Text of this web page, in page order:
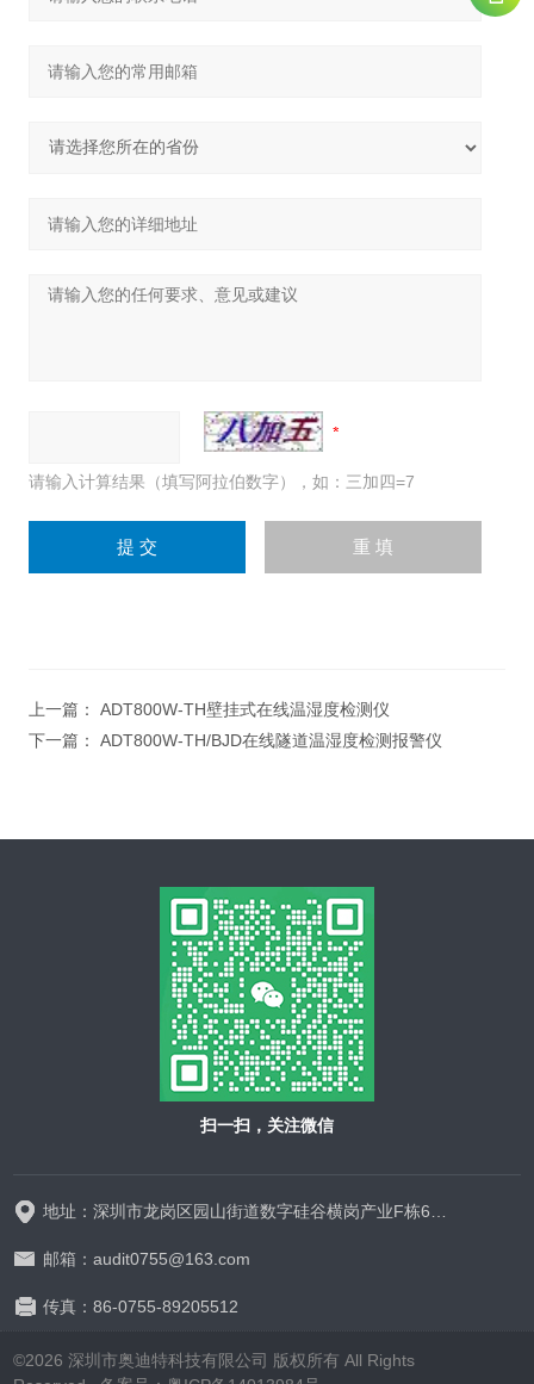
请输入计算结果（填写阿拉伯数字），如：三加四=7
上一篇： ADT800W-TH壁挂式在线温湿度检测仪
下一篇： ADT800W-TH/BJD在线隧道温湿度检测报警仪
扫一扫，关注微信
地址：深圳市龙岗区园山街道数字硅谷横岗产业F栋628-629
邮箱：audit0755@163.com
传真：86-0755-89205512
©2026 深圳市奥迪特科技有限公司 版权所有 All Rights